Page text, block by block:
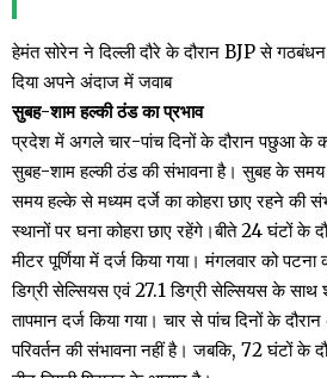
हेमंत सोरेन ने दिल्ली दौरे के दौरान BJP से
दिया अपने अंदाज में जवाब
सुबह-शाम हल्की ठंड का प्रभाव
प्रदेश में अगले चार-पांच दिनों के दौरान पछुआ के
सुबह-शाम हल्की ठंड की संभावना है। सुबह के समय
समय हल्के से मध्यम दर्जे का कोहरा छाए रहने की
स्थानों पर घना कोहरा छाए रहेंगे।बीते 24 घंटों के
मीटर पूर्णिया में दर्ज किया गया। मंगलवार को
डिग्री सेल्सियस एवं 27.1 डिग्री सेल्सियस के साथ
तापमान दर्ज किया गया। चार से पांच दिनों के
परिवर्तन की संभावना नहीं है। जबकि, 72 घंटों के